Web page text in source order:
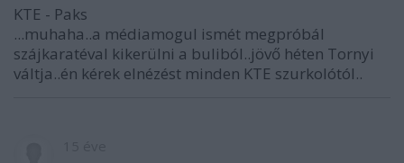
KTE - Paks
...muhaha..a médiamogul ismét megpróbál
szájkaratéval kikerülni a buliból..jövő héten Tornyi
váltja..én kérek elnézést minden KTE szurkolótól..